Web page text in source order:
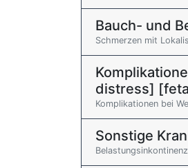
Bauch- und
Schmerzen mit
distress]
Komplikationen bei
Sonstige